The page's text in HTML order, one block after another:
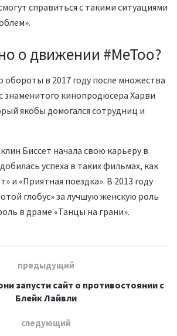
справиться с такими ситуациями
о движении #MeToo?
в 2017 году после множества
знаменитого кинопродюсера Харви
якобы домогался сотрудниц и
Биссет начала свою карьеру в
успеха в таких фильмах, как
и «Приятная поездка». В 2013 году
глобус» за лучшую женскую роль
в драме «Танцы на грани».
предыдущий
запусти сайт о противостоянии с
Блейк Лайвли
следующий